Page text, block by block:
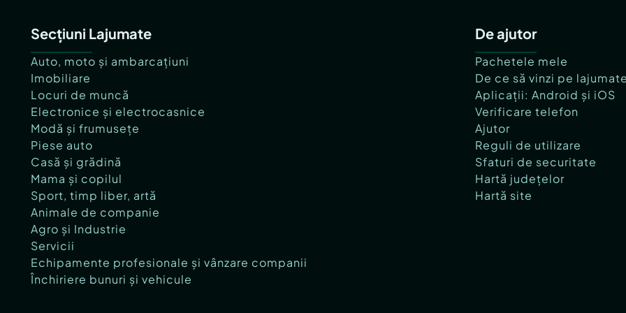
Secțiuni Lajumate
Auto, moto și ambarcațiuni
Imobiliare
Locuri de muncă
Electronice și electrocasnice
Modă și frumusețe
Piese auto
Casă și grădină
Mama și copilul
Sport, timp liber, artă
Animale de companie
Agro și Industrie
Servicii
Echipamente profesionale și vânzare companii
Închiriere bunuri și vehicule
De ajutor
Pachetele mele
De ce să vinzi pe
Aplicații: Android și iOS
Verificare telefon
Ajutor
Reguli de utilizare
Sfaturi de securitate
Hartă județelor
Hartă site